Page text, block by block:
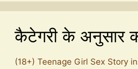
कैटेगरी के अनुसार
(18+) Teenage Girl Sex Story